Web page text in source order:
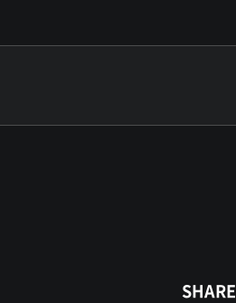
SHARE